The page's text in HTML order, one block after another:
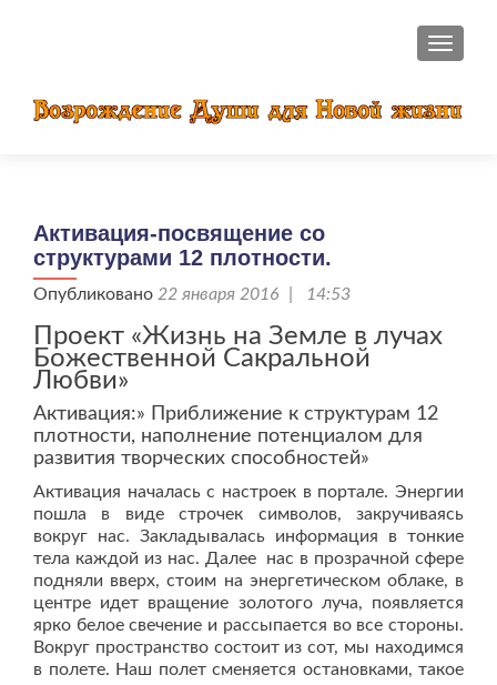
Активация-посвящение со
структурами 12 плотности.
Опубликовано 22 января 2016 | 14:53
Проект «Жизнь на Земле в лучах
Божественной Сакральной
Любви»
Активация:» Приближение к структурам 12
плотности, наполнение потенциалом для
развития творческих способностей»
Активация началась с настроек в портале. Энергии
пошла в виде строчек символов, закручиваясь
вокруг нас. Закладывалась информация в тонкие
тела каждой из нас. Далее нас в прозрачной сфере
подняли вверх, стоим на энергетическом облаке, в
центре идет вращение золотого луча, появляется
ярко белое свечение и рассыпается во все стороны.
Вокруг пространство состоит из сот, мы находимся
в полете. Наш полет сменяется остановками, такое